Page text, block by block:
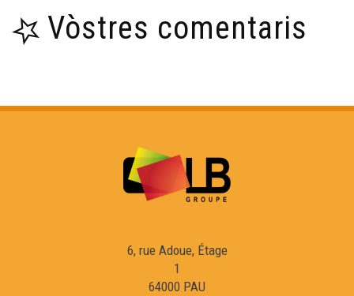
Lenga d'òc, Lenga de còr - Emile Coly, Jean Descamp
Lenga d'òc, Lenga de còr - Aline Samouillan
Lenga d'òc, Lenga de còr - Léa Parsaix, Hannah
Couraudon, Clément Le Marchand
Vòstres comentaris
6, rue Adoue, Étage
1
64000 PAU